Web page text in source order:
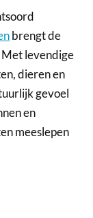
brengt de
levendige
dieren en
gevoel
en
meeslepen